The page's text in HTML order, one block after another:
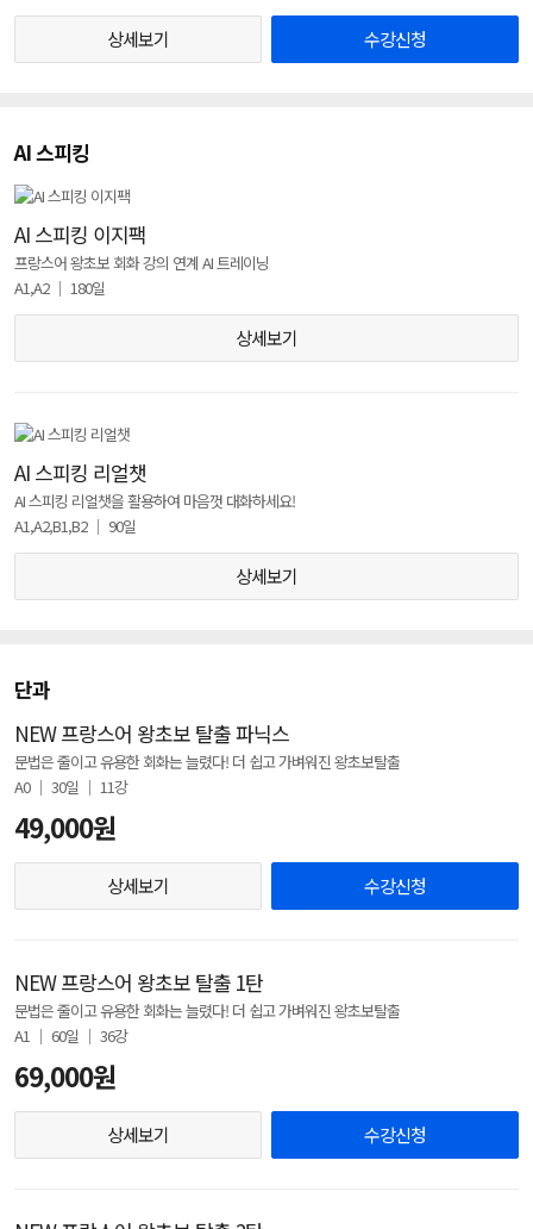
상세보기 수강신청
AI 스피킹
AI 스피킹 이지팩
프랑스어 왕초보 회화 강의 연계 AI 트레이닝
A1,A2 │ 180일
상세보기
AI 스피킹 리얼챗
AI 스피킹 리얼챗을 활용하여 마음껏 대화하세요!
A1,A2,B1,B2 │ 90일
상세보기
단과
NEW 프랑스어 왕초보 탈출 파닉스
문법은 줄이고 유용한 회화는 늘렸다! 더 쉽고 가벼워진 왕초보탈출
A0 │ 30일 │ 11강
49,000원
상세보기 수강신청
NEW 프랑스어 왕초보 탈출 1탄
문법은 줄이고 유용한 회화는 늘렸다! 더 쉽고 가벼워진 왕초보탈출
A1 │ 60일 │ 36강
69,000원
상세보기 수강신청